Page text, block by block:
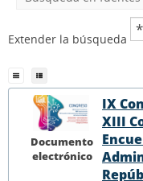
Extender la búsqueda
Documento
electrónico
IX
XIII